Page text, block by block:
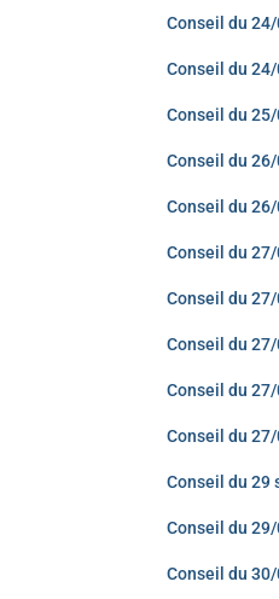
Conseil du
Conseil du
Conseil du
Conseil du
Conseil du
Conseil du
Conseil du
Conseil du
Conseil du
Conseil du
Conseil du 29
Conseil du
Conseil du